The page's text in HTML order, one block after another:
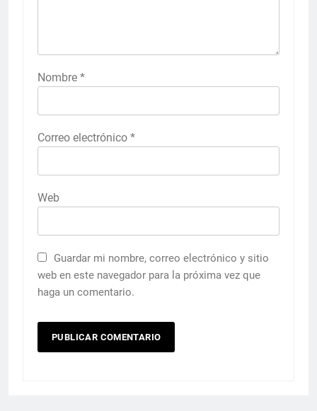
Nombre *
Correo electrónico *
Web
Guardar mi nombre, correo electrónico y sitio
web en este navegador para la próxima vez que
haga un comentario.